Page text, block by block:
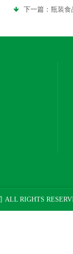
下一篇： 瓶装食
ALL RIGHTS